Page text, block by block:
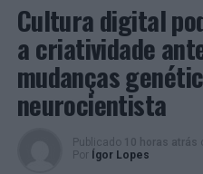
criativa para adultos, dança
entre outras. Do lado A
criação Pédexumbo, este
Clara Marchena, da
residência no Espaço
antecedem o festival.
Cultura digital
a criatividade
mudanças
neurocientista
Publicado 10 horas atrás
Por
Ígor Lopes